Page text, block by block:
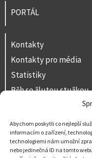
Abychom poskytli co nejlepší
informacím o zařízení,
technologiemi nám umožní
nebo jedinečná ID na tomto
PORTÁL
Kontakty
Kontakty pro média
Statistiky
Běh se žlutou stužkou
Prohlášení o
Napište nám